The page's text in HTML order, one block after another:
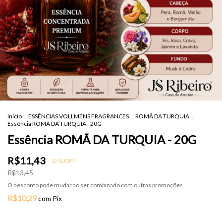
Início . ESSÊNCIAS VOLLMENS FRAGRANCES . ROMÃ DA TURQUIA .
Essência ROMÃ DA TURQUIA - 20G
Essência ROMÃ DA TURQUIA - 20G
R$11,43 -15% OFF
R$13,45
O desconto pode mudar ao ser combinado com outras promoções.
R$10,29com Pix